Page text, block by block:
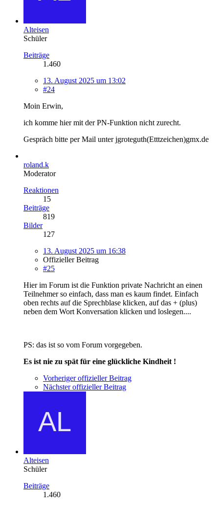
Alteisen
Schüler
Beiträge
1.460
13. August 2025 um 13:02
#24
Moin Erwin,
ich komme hier mit der PN-Funktion nicht zurecht.
Gespräch bitte per Mail unter jgroteguth(Etttzeichen)gmx.de
roland.k
Moderator
Reaktionen
15
Beiträge
819
Bilder
127
13. August 2025 um 16:38
Offizieller Beitrag
#25
Hier im Forum ist die Funktion private Nachricht an einen
Teilnehmer so einfach, dass man es kaum findet. Einfach
oben rechts auf die Sprechblase klicken, auf das + (plus)
neben dem Wort Konversation klicken und loslegen....
PS: das ist so vom Forum vorgegeben.
Es ist nie zu spät für eine glückliche Kindheit !
Vorheriger offizieller Beitrag
Nächster offizieller Beitrag
Alteisen
Schüler
Beiträge
1.460